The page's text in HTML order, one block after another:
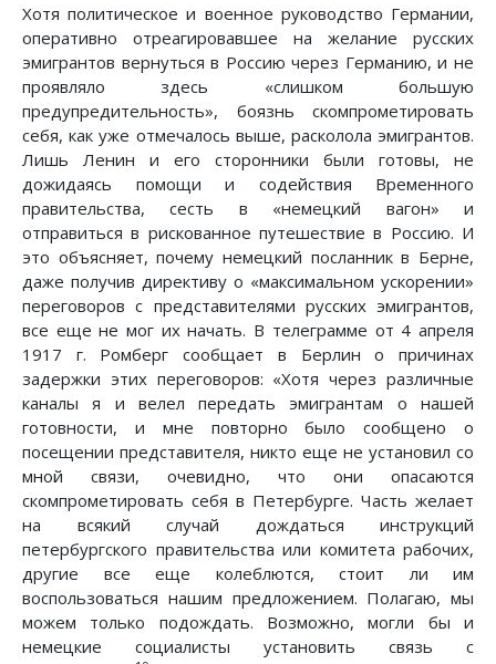
Хотя политическое и военное руководство Германии,
оперативно отреагировавшее на желание русских
эмигрантов вернуться в Россию через Германию, и не
проявляло здесь «слишком большую
предупредительность», боязнь скомпрометировать
себя, как уже отмечалось выше, расколола эмигрантов.
Лишь Ленин и его сторонники были готовы, не
дожидаясь помощи и содействия Временного
правительства, сесть в «немецкий вагон» и
отправиться в рискованное путешествие в Россию. И
это объясняет, почему немецкий посланник в Берне,
даже получив директиву о «максимальном ускорении»
переговоров с представителями русских эмигрантов,
все еще не мог их начать. В телеграмме от 4 апреля
1917 г. Ромберг сообщает в Берлин о причинах
задержки этих переговоров: «Хотя через различные
каналы я и велел передать эмигрантам о нашей
готовности, и мне повторно было сообщено о
посещении представителя, никто еще не установил со
мной связи, очевидно, что они опасаются
скомпрометировать себя в Петербурге. Часть желает
на всякий случай дождаться инструкций
петербургского правительства или комитета рабочих,
другие все еще колеблются, стоит ли им
воспользоваться нашим предложением. Полагаю, мы
можем только подождать. Возможно, могли бы и
немецкие социалисты установить связь с